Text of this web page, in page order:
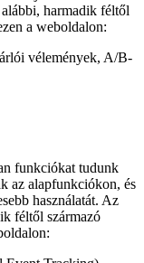
harmadik féltől
a weboldalon:
vélemények, A/B-
funkciókat tudunk
az alapfunkciókon, és
használatát. Az
féltől származó